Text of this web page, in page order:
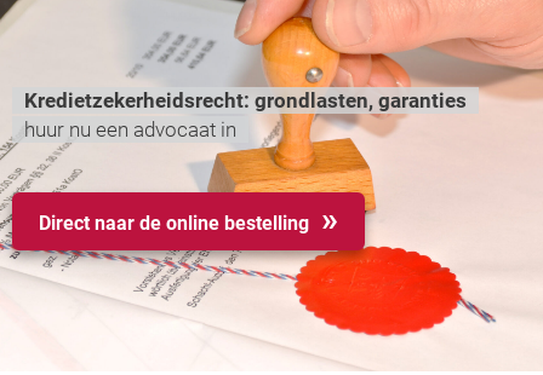
Kredietzekerheidsrecht: grondlasten, garanties
huur nu een advocaat in
Direct naar de online bestelling